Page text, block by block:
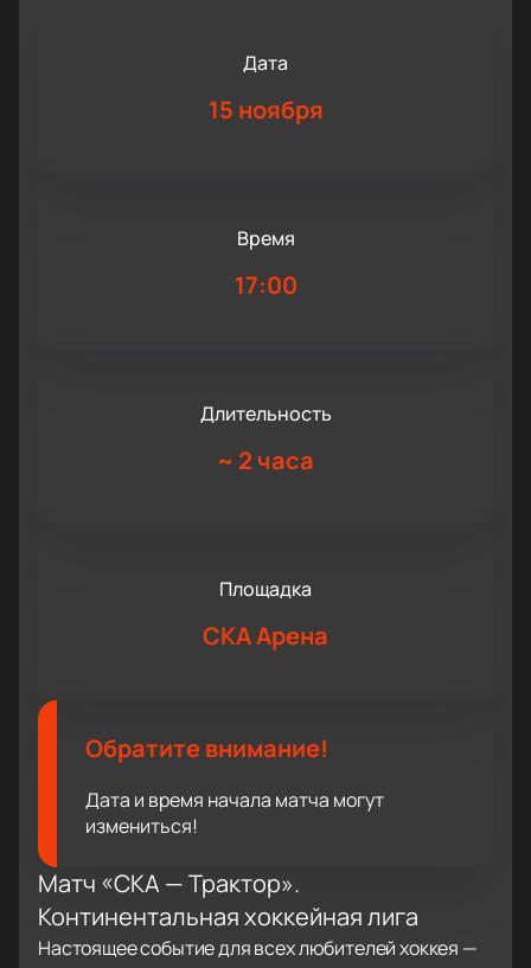
Дата
15 ноября
Время
17:00
Длительность
~ 2 часа
Площадка
СКА Арена
Обратите внимание!
Дата и время начала матча могут
измениться!
Матч «СКА — Трактор».
Континентальная хоккейная лига
Настоящее событие для всех любителей хоккея —